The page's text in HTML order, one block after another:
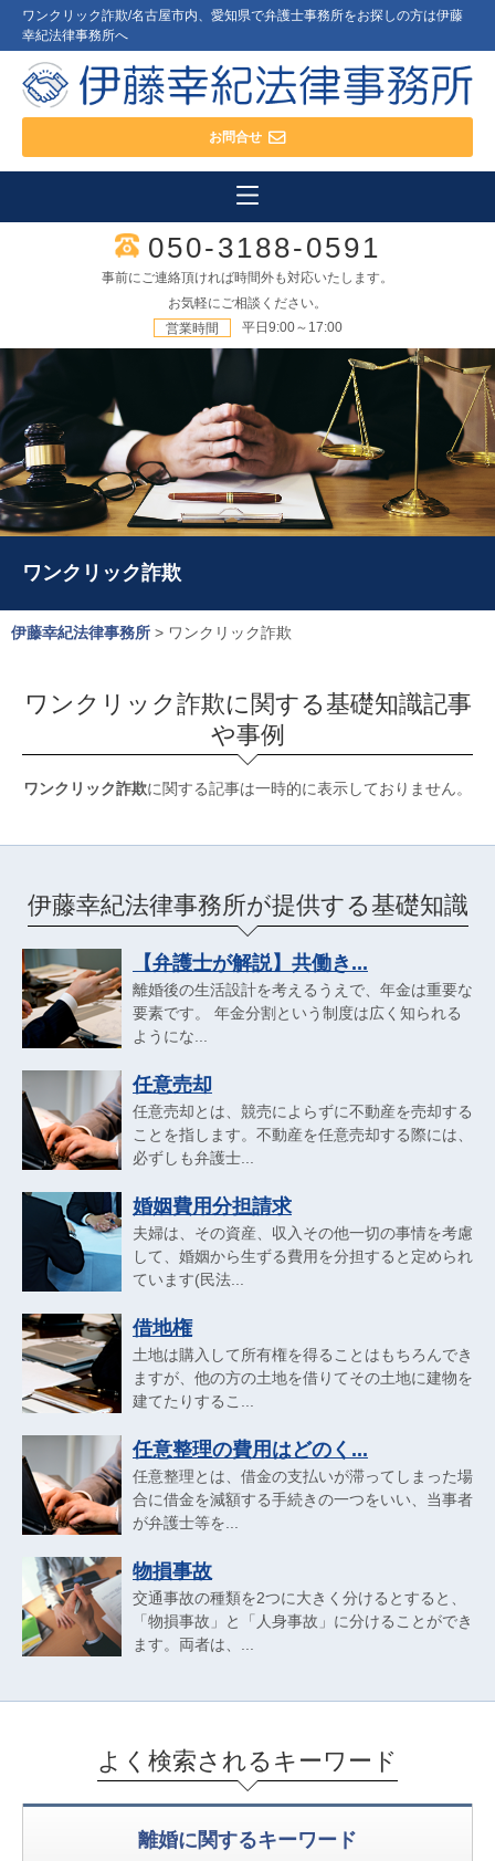
ワンクリック詐欺/名古屋市内、愛知県で弁護士事務所をお探しの方は伊藤
幸紀法律事務所へ
お問合せ
050-3188-0591
事前にご連絡頂ければ時間外も対応いたします。
お気軽にご相談ください。
営業時間
平日9:00～17:00
ワンクリック詐欺
伊藤幸紀法律事務所 > ワンクリック詐欺
ワンクリック詐欺に関する基礎知識記事
や事例
ワンクリック詐欺に関する記事は一時的に表示しておりません。
伊藤幸紀法律事務所が提供する基礎知識
【弁護士が解説】共働き...
離婚後の生活設計を考えるうえで、年金は重要な
要素です。 年金分割という制度は広く知られる
ようにな...
任意売却
任意売却とは、競売によらずに不動産を売却する
ことを指します。不動産を任意売却する際には、
必ずしも弁護士...
婚姻費用分担請求
夫婦は、その資産、収入その他一切の事情を考慮
して、婚姻から生ずる費用を分担すると定められ
ています(民法...
借地権
土地は購入して所有権を得ることはもちろんでき
ますが、他の方の土地を借りてその土地に建物を
建てたりするこ...
任意整理の費用はどのく...
任意整理とは、借金の支払いが滞ってしまった場
合に借金を減額する手続きの一つをいい、当事者
が弁護士等を...
物損事故
交通事故の種類を2つに大きく分けるとすると、
「物損事故」と「人身事故」に分けることができ
ます。両者は、...
よく検索されるキーワード
離婚に関するキーワード